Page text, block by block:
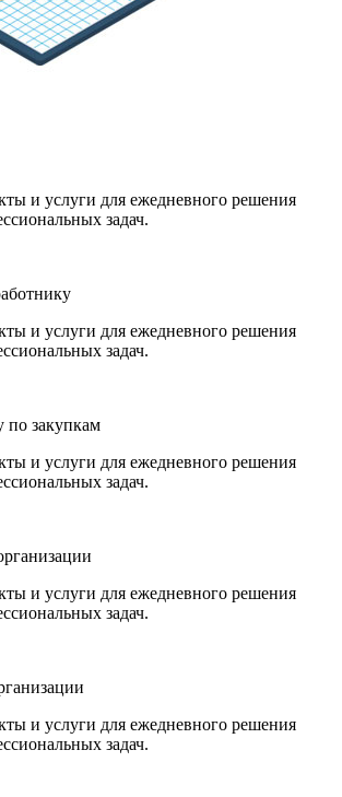
и услуги для ежедневного решения
задач.
и услуги для ежедневного решения
задач.
по закупкам
и услуги для ежедневного решения
задач.
и услуги для ежедневного решения
задач.
и услуги для ежедневного решения
задач.